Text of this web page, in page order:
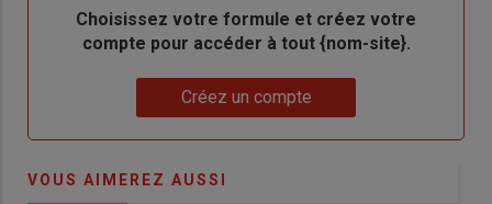
BodyChoisissez votre formule et créez votre
compte pour accéder à tout {nom-site}.
Créez un compte
VOUS AIMEREZ AUSSI